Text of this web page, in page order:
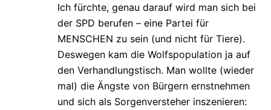
Ich fürchte, genau darauf wird man sich bei
der SPD berufen – eine Partei für
MENSCHEN zu sein (und nicht für Tiere).
Deswegen kam die Wolfspopulation ja auf
den Verhandlungstisch. Man wollte (wieder
mal) die Ängste von Bürgern ernstnehmen
und sich als Sorgenversteher inszenieren: